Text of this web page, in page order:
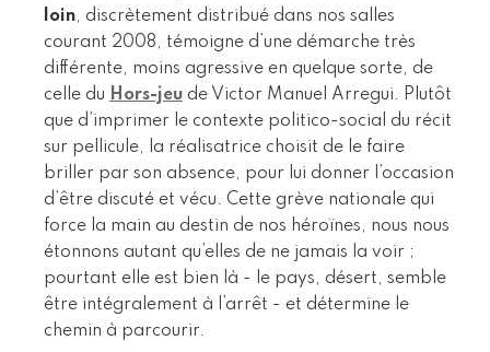
loin, discrètement distribué dans nos salles
courant 2008, témoigne d’une démarche très
différente, moins agressive en quelque sorte, de
celle du Hors-jeu de Victor Manuel Arregui. Plutôt
que d’imprimer le contexte politico-social du récit
sur pellicule, la réalisatrice choisit de le faire
briller par son absence, pour lui donner l’occasion
d’être discuté et vécu. Cette grève nationale qui
force la main au destin de nos héroïnes, nous nous
étonnons autant qu’elles de ne jamais la voir ;
pourtant elle est bien là - le pays, désert, semble
être intégralement à l’arrêt - et détermine le
chemin à parcourir.